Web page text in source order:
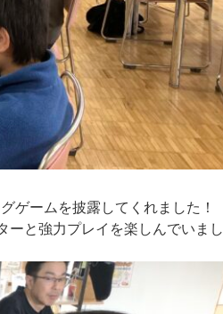
ゲームを披露してくれました！
ーと強力プレイを楽しんでいまし